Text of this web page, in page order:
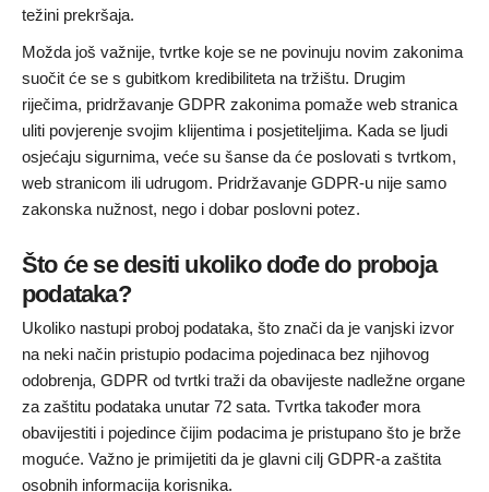
težini prekršaja.
Možda još važnije, tvrtke koje se ne povinuju novim zakonima
suočit će se s gubitkom kredibiliteta na tržištu. Drugim
riječima, pridržavanje GDPR zakonima pomaže web stranica
uliti povjerenje svojim klijentima i posjetiteljima. Kada se ljudi
osjećaju sigurnima, veće su šanse da će poslovati s tvrtkom,
web stranicom ili udrugom. Pridržavanje GDPR-u nije samo
zakonska nužnost, nego i dobar poslovni potez.
Što će se desiti ukoliko dođe do proboja
podataka?
Ukoliko nastupi proboj podataka, što znači da je vanjski izvor
na neki način pristupio podacima pojedinaca bez njihovog
odobrenja, GDPR od tvrtki traži da obavijeste nadležne organe
za zaštitu podataka unutar 72 sata. Tvrtka također mora
obavijestiti i pojedince čijim podacima je pristupano što je brže
moguće. Važno je primijetiti da je glavni cilj GDPR-a zaštita
osobnih informacija korisnika.